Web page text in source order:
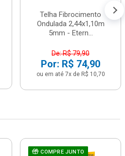
Telha Fibrocimento
Ondulada 2,44x1,10m
5mm - Etern...
De: R$ 79,90
Por: R$ 74,90
ou em até 7x de R$ 10,70
COMPRE JUNTO